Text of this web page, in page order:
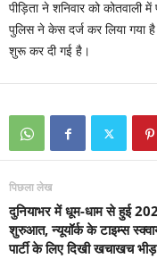
पीड़िता ने शनिवार को कोतवाली
पुलिस ने केस दर्ज कर लिया गया
शुरू कर दी गई है।
पिछला लेख
दुनियाभर में धूम-धाम से हुई
शुरुआत, न्यूयॉर्क के टाइम्स
पार्टी के लिए दिखी खचाखच